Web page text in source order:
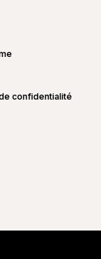
confidentialité